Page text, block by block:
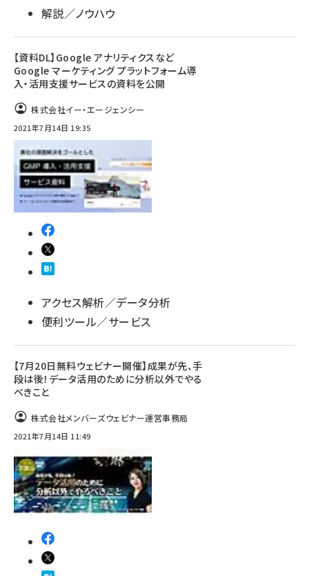
解説／ノウハウ
【資料DL】Google アナリティクスなど
Google マーケティング プラットフォーム導
入・活用支援サービスの資料を公開
株式会社イー・エージェンシー
2021年7月14日 19:35
アクセス解析／データ分析
便利ツール／サービス
【7月20日無料ウェビナー開催】成果が先、手
段は後！データ活用のために分析以外でやる
べきこと
株式会社メンバーズウェビナー運営事務局
2021年7月14日 11:49